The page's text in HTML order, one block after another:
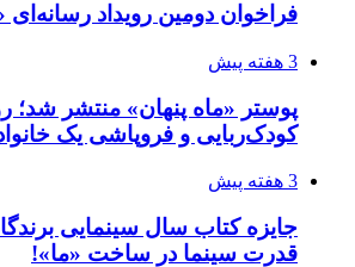
فراخوان دومین رویداد
3 هفته پیش
پوستر «ماه پنهان» منتشر شد؛
کودک‌ربایی و فروپاشی یک
3 هفته پیش
جایزه کتاب سال سینمایی
قدرت سینما در ساخت «ما»!